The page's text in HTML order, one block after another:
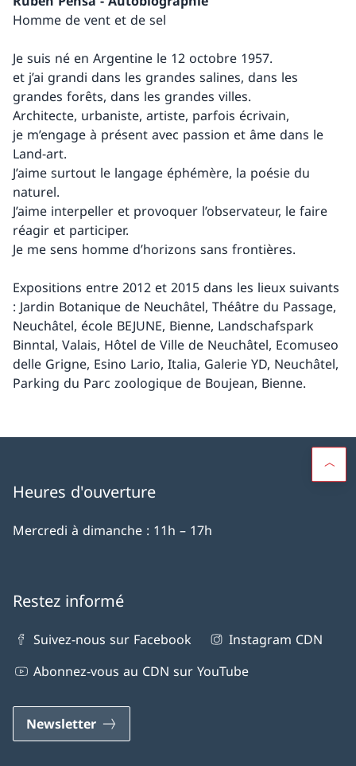
Homme de vent et de sel
Je suis né en Argentine le 12 octobre 1957.
et j’ai grandi dans les grandes salines, dans les
grandes forêts, dans les grandes villes.
Architecte, urbaniste, artiste, parfois écrivain,
je m’engage à présent avec passion et âme dans le
Land-art.
J’aime surtout le langage éphémère, la poésie du
naturel.
J’aime interpeller et provoquer l’observateur, le faire
réagir et participer.
Je me sens homme d’horizons sans frontières.
Expositions entre 2012 et 2015 dans les lieux suivants
: Jardin Botanique de Neuchâtel, Théâtre du Passage,
Neuchâtel, école BEJUNE, Bienne, Landschafspark
Binntal, Valais, Hôtel de Ville de Neuchâtel, Ecomuseo
delle Grigne, Esino Lario, Italia, Galerie YD, Neuchâtel,
Parking du Parc zoologique de Boujean, Bienne.
Heures d'ouverture
Mercredi à dimanche : 11h – 17h
Restez informé
Suivez-nous sur Facebook
Instagram CDN
Abonnez-vous au CDN sur YouTube
Newsletter